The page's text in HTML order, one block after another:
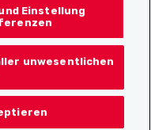
Einstellung
unwesentlichen